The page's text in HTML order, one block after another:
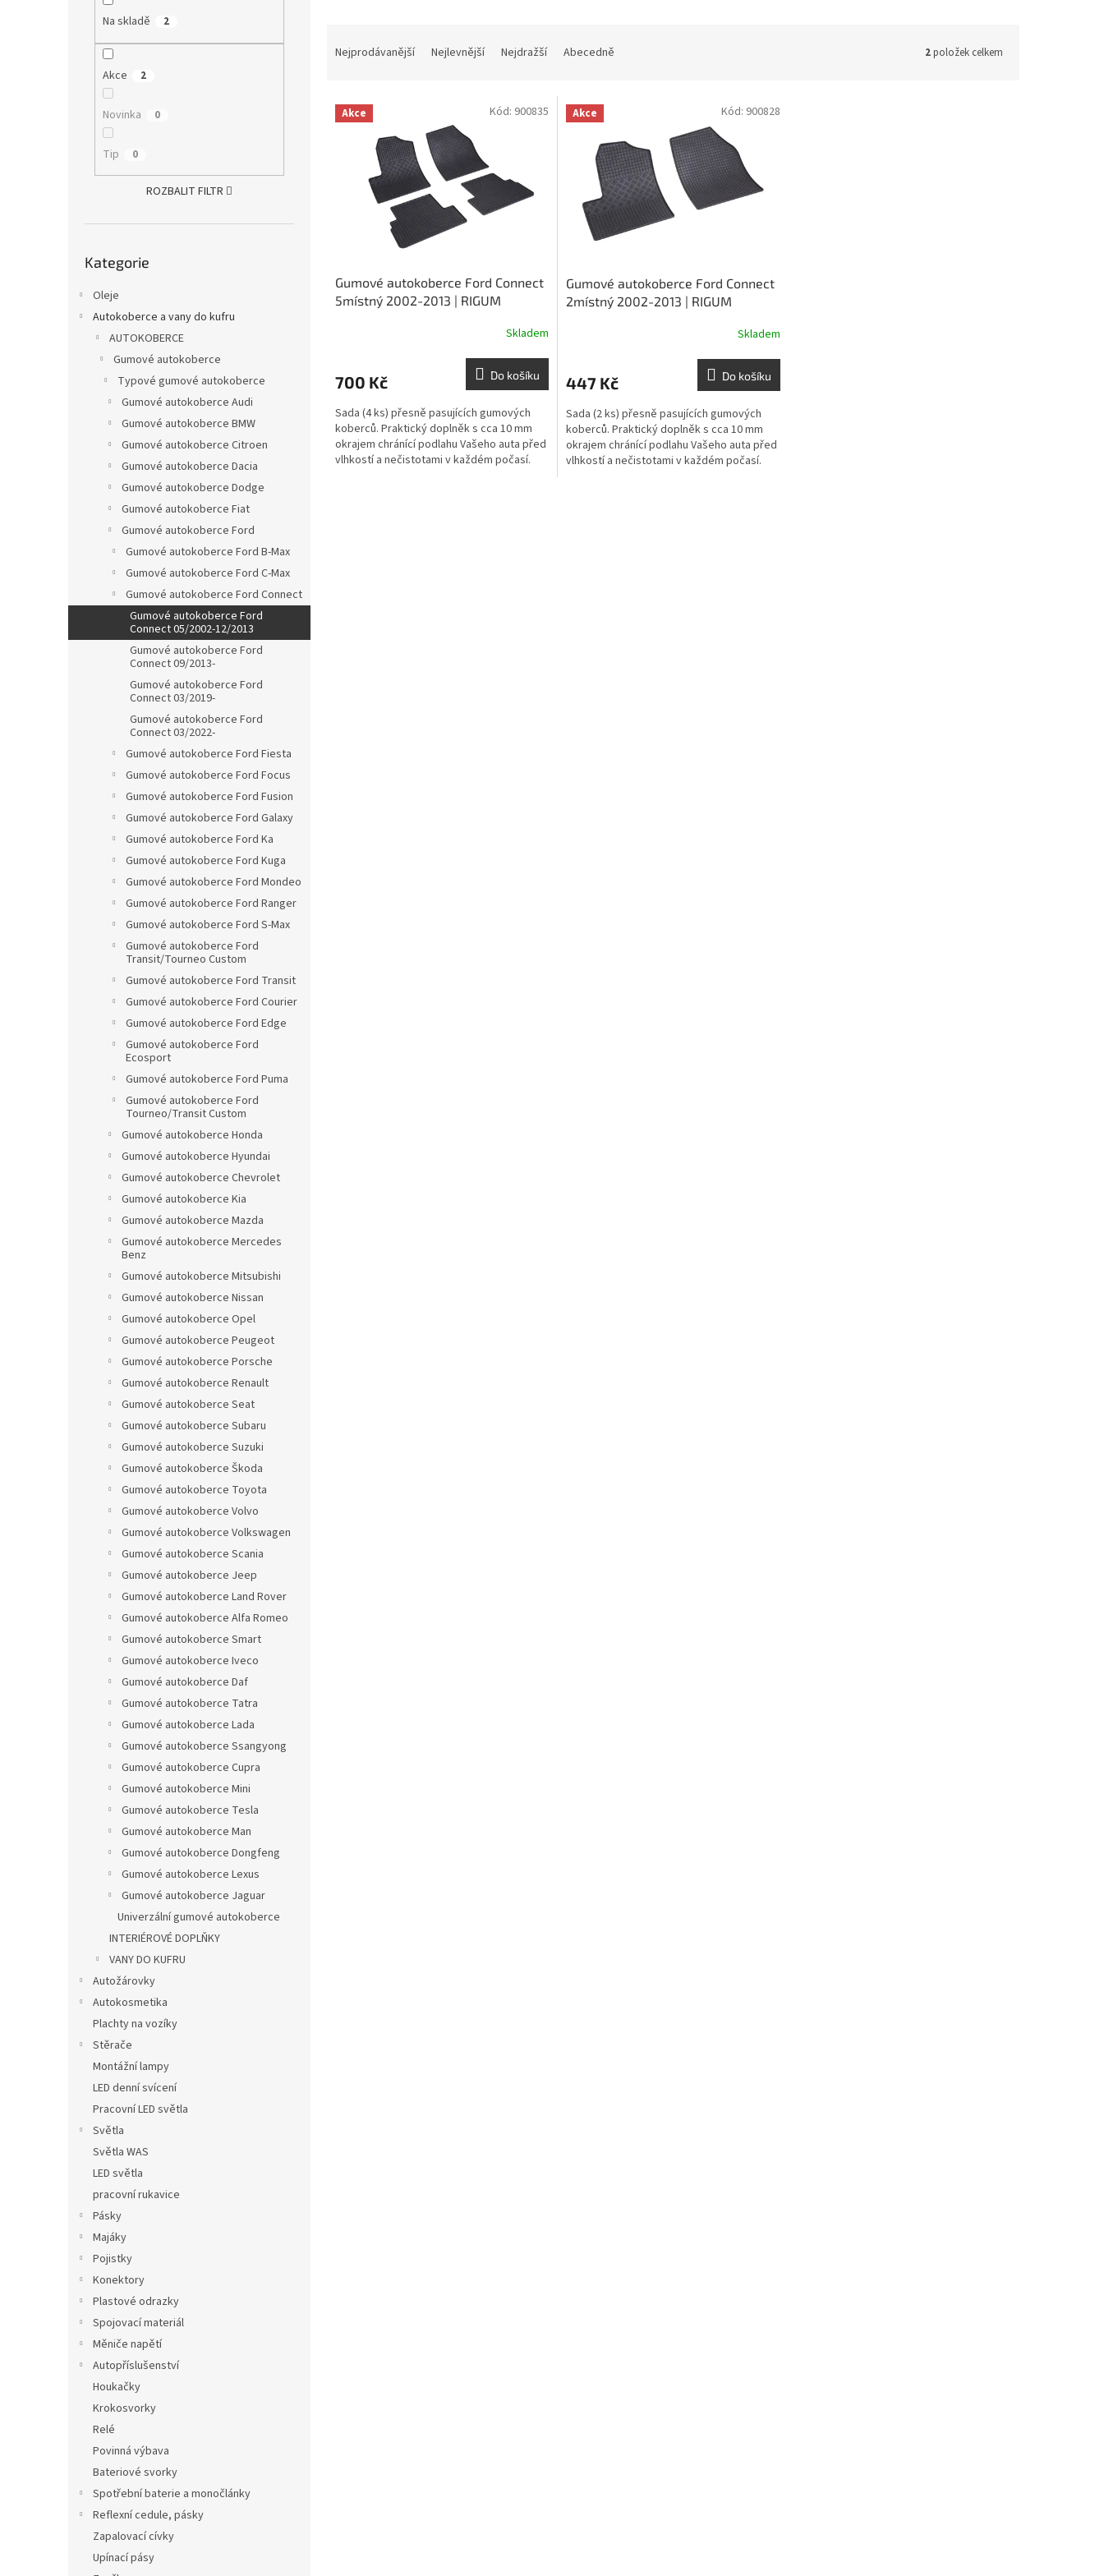
Na skladě 2
Akce 2
Novinka 0
Tip 0
ROZBALIT FILTR
kategorie
Kategorie
Oleje
Autokoberce a vany do kufru
AUTOKOBERCE
Gumové autokoberce
Typové gumové autokoberce
Gumové autokoberce Audi
Gumové autokoberce BMW
Gumové autokoberce Citroen
Gumové autokoberce Dacia
Gumové autokoberce Dodge
Gumové autokoberce Fiat
Gumové autokoberce Ford
Gumové autokoberce Ford B-Max
Gumové autokoberce Ford C-Max
Gumové autokoberce Ford Connect
Gumové autokoberce Ford
Connect 05/2002-12/2013
Gumové autokoberce Ford
Connect 09/2013-
Gumové autokoberce Ford
Connect 03/2019-
Gumové autokoberce Ford
Connect 03/2022-
Gumové autokoberce Ford Fiesta
Gumové autokoberce Ford Focus
Gumové autokoberce Ford Fusion
Gumové autokoberce Ford Galaxy
Gumové autokoberce Ford Ka
Gumové autokoberce Ford Kuga
Gumové autokoberce Ford Mondeo
Gumové autokoberce Ford Ranger
Gumové autokoberce Ford S-Max
Gumové autokoberce Ford
Transit/Tourneo Custom
Gumové autokoberce Ford Transit
Gumové autokoberce Ford Courier
Gumové autokoberce Ford Edge
Gumové autokoberce Ford
Ecosport
Gumové autokoberce Ford Puma
Gumové autokoberce Ford
Tourneo/Transit Custom
Gumové autokoberce Honda
Gumové autokoberce Hyundai
Gumové autokoberce Chevrolet
Gumové autokoberce Kia
Gumové autokoberce Mazda
Gumové autokoberce Mercedes
Benz
Gumové autokoberce Mitsubishi
Gumové autokoberce Nissan
Gumové autokoberce Opel
Gumové autokoberce Peugeot
Gumové autokoberce Porsche
Gumové autokoberce Renault
Gumové autokoberce Seat
Gumové autokoberce Subaru
Gumové autokoberce Suzuki
Gumové autokoberce Škoda
Gumové autokoberce Toyota
Gumové autokoberce Volvo
Gumové autokoberce Volkswagen
Gumové autokoberce Scania
Gumové autokoberce Jeep
Gumové autokoberce Land Rover
Gumové autokoberce Alfa Romeo
Gumové autokoberce Smart
Gumové autokoberce Iveco
Gumové autokoberce Daf
Gumové autokoberce Tatra
Gumové autokoberce Lada
Gumové autokoberce Ssangyong
Gumové autokoberce Cupra
Gumové autokoberce Mini
Gumové autokoberce Tesla
Gumové autokoberce Man
Gumové autokoberce Dongfeng
Gumové autokoberce Lexus
Gumové autokoberce Jaguar
Univerzální gumové autokoberce
INTERIÉROVÉ DOPLŇKY
VANY DO KUFRU
Autožárovky
Autokosmetika
Plachty na vozíky
Stěrače
Montážní lampy
LED denní svícení
Pracovní LED světla
Světla
Světla WAS
LED světla
pracovní rukavice
Pásky
Majáky
Pojistky
Konektory
Plastové odrazky
Spojovací materiál
Měniče napětí
Autopříslušenství
Houkačky
Krokosvorky
Relé
Povinná výbava
Bateriové svorky
Spotřební baterie a monočlánky
Reflexní cedule, pásky
Zapalovací cívky
Upínací pásy
n
Nejprodávanější Nejlevnější Nejdražší Abecedně 2položek celkem
V Akce
Gumové autokoberce Ford Connect
5místný 2002-2013 | RIGUM
Skladem
700 Kč Do košíku
Sada (4 ks) přesně pasujících gumových
koberců. Praktický doplněk s cca 10 mm
okrajem chránící podlahu Vašeho auta před
vlhkostí a nečistotami v každém počasí.
Kód: 900835 Akce
Gumové autokoberce Ford Connect
2místný 2002-2013 | RIGUM
Skladem
447 Kč Do košíku
Sada (2 ks) přesně pasujících gumových
koberců. Praktický doplněk s cca 10 mm
okrajem chránící podlahu Vašeho auta před
vlhkostí a nečistotami v každém počasí.
Kód: 900828